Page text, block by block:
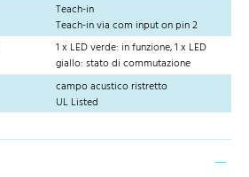
Teach-in
Teach-in via com input on pin 2
1 x LED verde: in funzione, 1 x LED
giallo: stato di commutazione
campo acustico ristretto
UL Listed